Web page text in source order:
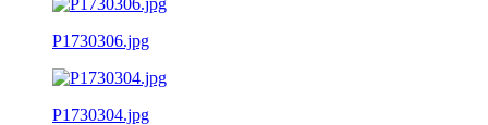
P1730306.jpg
P1730304.jpg